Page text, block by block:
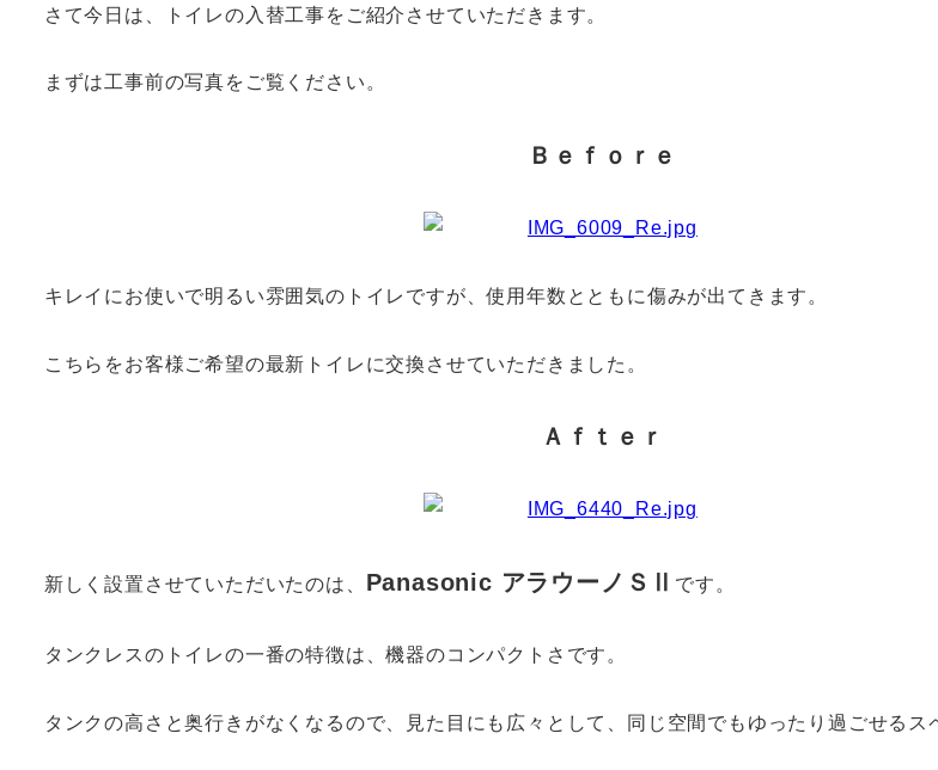
さて今日は、トイレの入替工事をご紹介させていただきます。
まずは工事前の写真をご覧ください。
Ｂｅｆｏｒｅ
キレイにお使いで明るい雰囲気のトイレですが、使用年数とともに傷みが出てきます。
こちらをお客様ご希望の最新トイレに交換させていただきました。
Ａｆｔｅｒ
新しく設置させていただいたのは、 Panasonic アラウーノＳⅡ です。
タンクレスのトイレの一番の特徴は、機器のコンパクトさです。
タンクの高さと奥行きがなくなるので、見た目にも広々として、同じ空間でもゆったり過ごせるス